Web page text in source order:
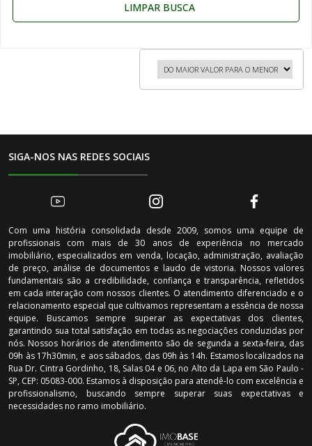
LIMPAR BUSCA
SIGA-NOS NAS REDES SOCIAIS
Com uma história consolidada desde 2009, somos uma equipe de
profissionais com mais de 30 anos de experiência no mercado
imobiliário, especializados em venda, locação, administração, avaliação
de preço, análise de documentos e laudo de vistoria. Nossos valores
fundamentais são a credibilidade, confiança e transparência, refletidos
em cada interação com nossos clientes. O atendimento diferenciado e o
relacionamento especial que cultivamos representam a essência de nossa
equipe. Buscamos sempre superar as expectativas dos clientes,
garantindo sua total satisfação em todas as negociações conduzidas por
nós. Nossos horários de atendimento são de segunda a sexta-feira, das
09h às 17h30min, e aos sábados, das 09h às 14h. Estamos localizados na
Rua Dr. Cintra Gordinho, 18, Salas 04 e 06, no Alto da Lapa em São Paulo -
SP, CEP: 05083-000. Estamos à disposição para atendê-lo com excelência e
profissionalismo, buscando sempre superar suas expectativas e
necessidades no ramo imobiliário.